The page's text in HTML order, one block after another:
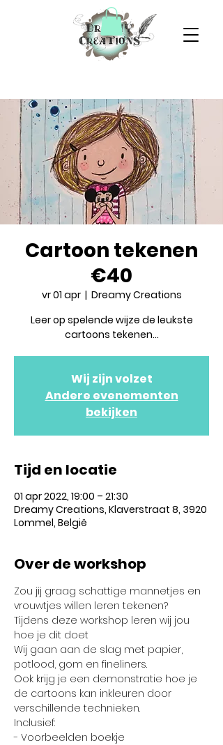
Cartoon tekenen
€40
vr 01 apr
  |
Dreamy Creations
Leer op spelende wijze de leukste
cartoons tekenen...
Wij zijn volzet
Andere evenementen
bekijken
Tijd en locatie
01 apr 2022, 19:00 – 21:30
Dreamy Creations, Klaverstraat 8, 3920
Lommel, België
Over de workshop
Zou jij graag schattige mannetjes en
vrouwtjes willen leren tekenen?
Tijdens deze workshop leren wij jou
hoe je dit doet
Wij gaan aan de slag met papier,
potlood, gom en fineliners.
Ook krijg je een demonstratie hoe je
de cartoons kan inkleuren door
verschillende technieken.
Inclusief:
- Voorbeelden boekje